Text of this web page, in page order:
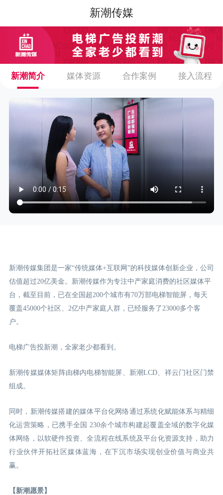
新潮传媒
新潮简介 媒体资源 合作案例 接入流程
新潮传媒集团是一家“传统媒体+互联网”的科技媒体创新企业，公司
估值超过20亿美金。新潮传媒作为专注中产家庭消费的社区媒体平
台，截至目前，已在全国超200个城市有70万部电梯智能屏，每天
覆盖45000个社区、2亿中产家庭人群，已经服务了23000多个客
户。
电梯广告投新潮，全家老少都看到。
新潮传媒媒体矩阵由梯内电梯智能屏、新潮LCD、祥云门社区门禁
组成。
同时，新潮传媒搭建的媒体平台化网络通过系统化赋能体系与精细
化运营策略，已携手全国 230余个城市构建起覆盖全域的数字化媒
体网络，以软硬件投资、全流程在线系统及平台化资源支持，助力
行业伙伴开拓社区媒体蓝海，在下沉市场实现创业价值与商业共
赢。
【新潮愿景】